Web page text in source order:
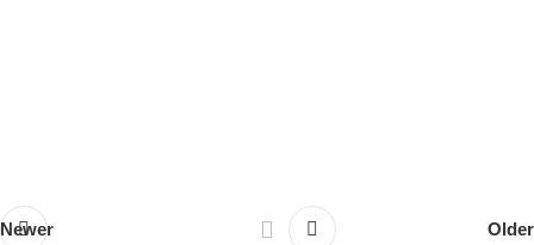
Newer Older